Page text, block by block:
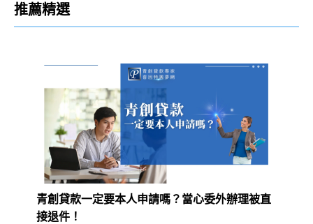
推薦精選
青創貸款一定要本人申請嗎？當心委外辦理被直
接退件！